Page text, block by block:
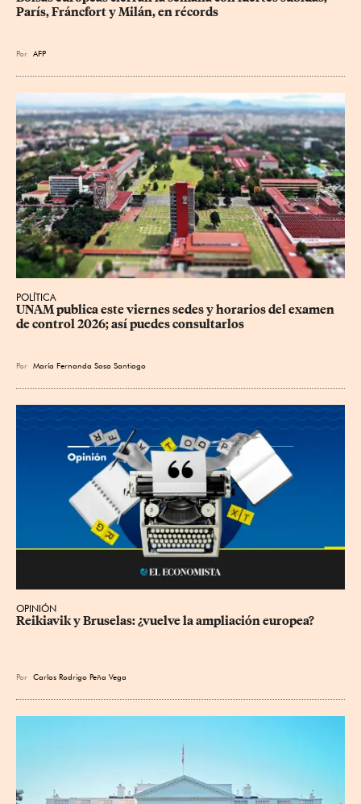
París, Fráncfort y Milán, en récords
Por AFP
POLÍTICA
UNAM publica este viernes sedes y horarios del examen
de control 2026; así puedes consultarlos
Por María Fernanda Sosa Santiago
OPINIÓN
Reikiavik y Bruselas: ¿vuelve la ampliación europea?
Por Carlos Rodrigo Peña Vega